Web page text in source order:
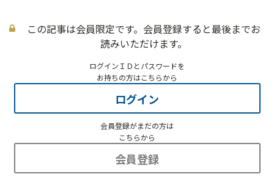
この記事は会員限定です。会員登録すると最後までお
読みいただけます。
ログインＩＤとパスワードを
お持ちの方はこちらから
ログイン
会員登録がまだの方は
こちらから
会員登録